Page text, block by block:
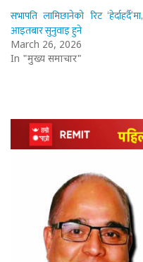
सभापति लामिछानेको रिट ‘हेर्दाहर्दै’मा,
आइतबार सुनुवाइ हुने
March 26, 2026
In "मुख्य समाचार"